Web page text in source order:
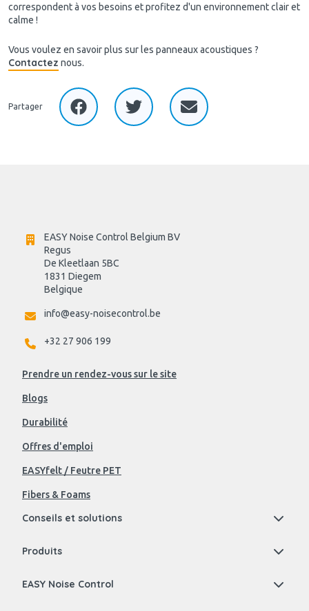
correspondent à vos besoins et profitez d'un environnement clair et
calme !
Vous voulez en savoir plus sur les panneaux acoustiques ?
Contactez nous.
Partager
EASY Noise Control Belgium BV
Regus
De Kleetlaan 5BC
1831 Diegem
Belgique
info@easy-noisecontrol.be
+32 27 906 199
Prendre un rendez-vous sur le site
Blogs
Durabilité
Offres d'emploi
EASYfelt / Feutre PET
Fibers & Foams
Conseils et solutions
Produits
EASY Noise Control